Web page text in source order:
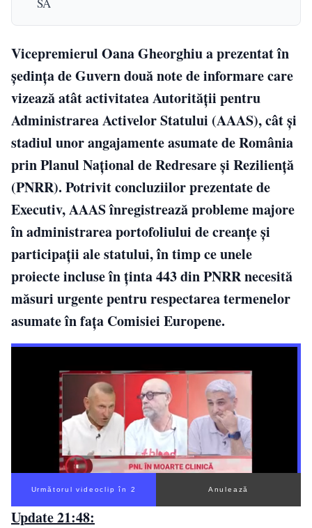
Vicepremierul Oana Gheorghiu a prezentat în
ședința de Guvern două note de informare care
vizează atât activitatea Autorității pentru
Administrarea Activelor Statului (AAAS), cât și
stadiul unor angajamente asumate de România
prin Planul Național de Redresare și Reziliență
(PNRR). Potrivit concluziilor prezentate de
Executiv, AAAS înregistrează probleme majore
în administrarea portofoliului de creanțe și
participații ale statului, în timp ce unele
proiecte incluse în ținta 443 din PNRR necesită
măsuri urgente pentru respectarea termenelor
asumate în fața Comisiei Europene.
Următorul videoclip în 1 Anulează
Update 21:48: